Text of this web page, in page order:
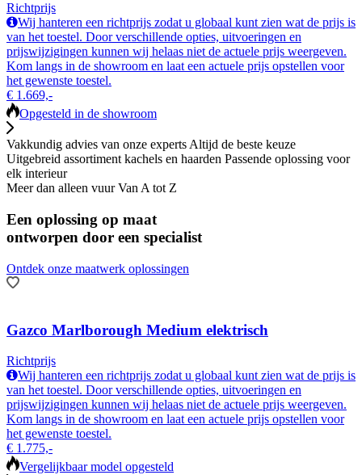
Richtprijs
Wij hanteren een richtprijs zodat u globaal kunt zien wat de prijs is
van het toestel. Door verschillende opties, uitvoeringen en
prijswijzigingen kunnen wij helaas niet de actuele prijs weergeven.
Kom langs in de showroom en laat een actuele prijs opstellen voor
het gewenste toestel.
€ 1.669,-
Opgesteld in de showroom
Vakkundig advies van onze expertsAltijd de beste keuze
Uitgebreid assortiment kachels en haarden Passende oplossing voor
elk interieur
Meer dan alleen vuur Van A tot Z
Een oplossing op maat
ontworpen door een specialist
Ontdek onze maatwerk oplossingen
Gazco Marlborough Medium elektrisch
Richtprijs
Wij hanteren een richtprijs zodat u globaal kunt zien wat de prijs is
van het toestel. Door verschillende opties, uitvoeringen en
prijswijzigingen kunnen wij helaas niet de actuele prijs weergeven.
Kom langs in de showroom en laat een actuele prijs opstellen voor
het gewenste toestel.
€ 1.775,-
Vergelijkbaar model opgesteld